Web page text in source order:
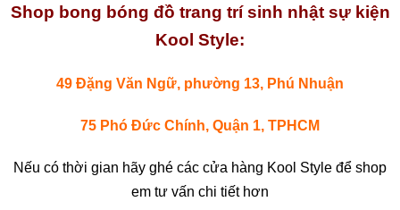
Shop bong bóng đồ trang trí sinh nhật sự kiện
Kool Style:
49 Đặng Văn Ngữ, phường 13, Phú Nhuận
75 Phó Đức Chính, Quận 1, TPHCM
Nếu có thời gian hãy ghé các cửa hàng Kool Style để shop
em tư vấn chi tiết hơn